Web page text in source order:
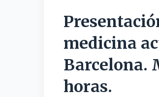
medicina
Barcelona.
horas.